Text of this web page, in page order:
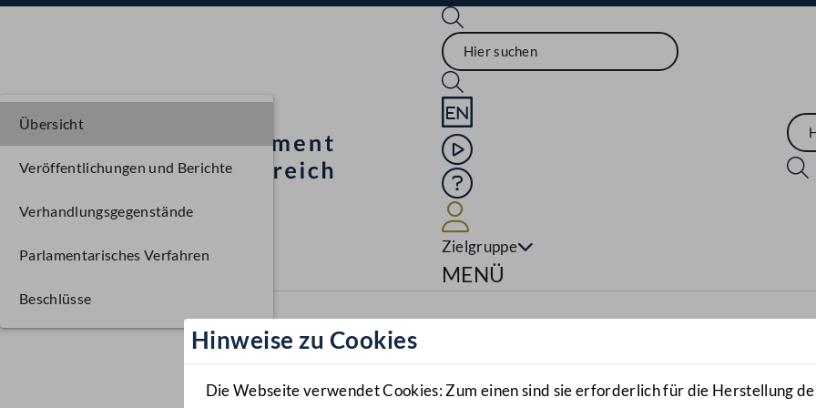
Sprache English
Mediathek
Hilfe
Zielgruppe
Navigationsmenü öffnen
MENÜ
Hinweise zu Cookies
Die Webseite verwendet Cookies: Zum einen sind sie erforderlich für die Herstellung
Übersicht
Veröffentlichungen und Berichte
Verhandlungsgegenstände
Parlamentarisches Verfahren
Beschlüsse